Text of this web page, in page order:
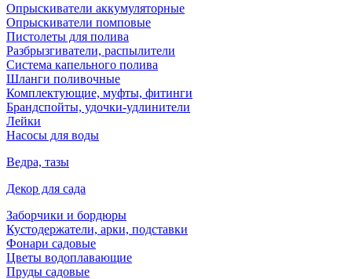
Опрыскиватели аккумуляторные
Опрыскиватели помповые
Пистолеты для полива
Разбрызгиватели, распылители
Система капельного полива
Шланги поливочные
Комплектующие, муфты, фитинги
Брандспойты, удочки-удлинители
Лейки
Насосы для воды
Ведра, тазы
Декор для сада
Заборчики и бордюры
Кустодержатели, арки, подставки
Фонари садовые
Цветы водоплавающие
Пруды садовые